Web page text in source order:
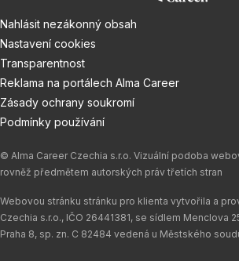
Nahlásit nezákonný obsah
Nastavení cookies
Transparentnost
Reklama na portálech Alma Career
Zásady ochrany soukromí
Podmínky používání
© Alma Career Czechia s.r.o. Vizuální podoba
rovněž předmětem autorských práv třetích stran
Webovou stránku stránku pro klienta vytvořila a
Czechia s.r.o., IČO 26441381, se sídlem Menclova
Praha 8, sp. zn. C 82484 vedená u Městského